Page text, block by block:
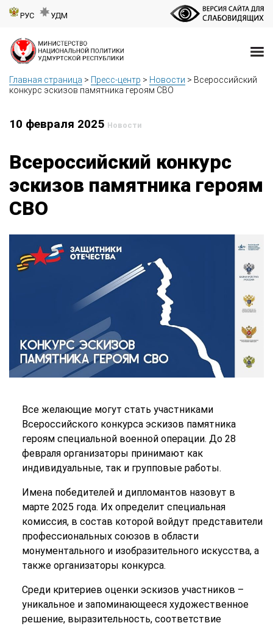
РУС УДМ
Главная страница > Пресс-центр > Новости > Всероссийский
конкурс эскизов памятника героям СВО
10 февраля 2025 Новости
Всероссийский конкурс
эскизов памятника героям
СВО
Все желающие могут стать участниками
Всероссийского конкурса эскизов памятника
героям специальной военной операции. До 28
февраля организаторы принимают как
индивидуальные, так и групповые работы.
Имена победителей и дипломантов назовут в
марте 2025 года. Их определит специальная
комиссия, в состав которой войдут представители
профессиональных союзов в области
монументального и изобразительного искусства, а
также организаторы конкурса.
Среди критериев оценки эскизов участников –
уникальное и запоминающееся художественное
решение, выразительность, соответствие